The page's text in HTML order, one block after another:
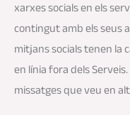
xarxes socials en els
contingut amb els seus
mitjans socials tenen la
en línia fora dels
missatges que veu en